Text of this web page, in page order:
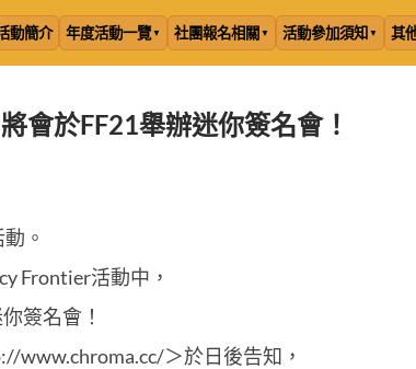
動簡介 年度活動一覽 社團報名相關 活動參加須知 其
會於FF21舉辦迷你簽名會！
。
Frontier活動中，
簽名會！
www.chroma.cc/＞於日後告知，